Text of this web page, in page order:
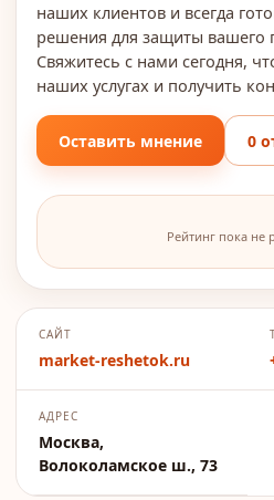
наших клиентов и всегда
решения для защиты вашего
Свяжитесь с нами сегодня,
наших услугах и получить
Оставить мнение 0
Рейтинг пока не
САЙТ
market-reshetok.ru
АДРЕС
Москва,
Волоколамское ш., 73